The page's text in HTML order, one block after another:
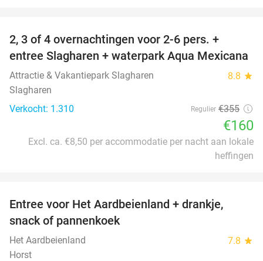
2, 3 of 4 overnachtingen voor 2-6 pers. +
entree Slagharen + waterpark Aqua Mexicana
Attractie & Vakantiepark Slagharen 8.8 star
Slagharen
Verkocht: 1.310
Regulier €355
€160
Excl. ca. €8,50 per accommodatie per nacht aan lokale
heffingen
Entree voor Het Aardbeienland + drankje,
snack of pannenkoek
Het Aardbeienland 7.8 star
Horst